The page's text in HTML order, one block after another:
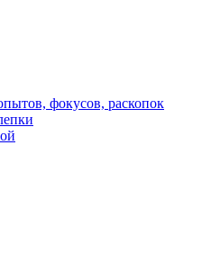
фокусов, раскопок